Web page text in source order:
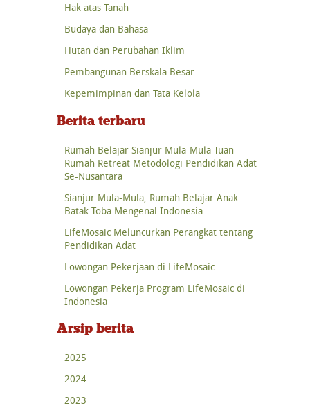
Hak atas Tanah
Budaya dan Bahasa
Hutan dan Perubahan Iklim
Pembangunan Berskala Besar
Kepemimpinan dan Tata Kelola
Berita terbaru
Rumah Belajar Sianjur Mula-Mula Tuan
Rumah Retreat Metodologi Pendidikan Adat
Se-Nusantara
Sianjur Mula-Mula, Rumah Belajar Anak
Batak Toba Mengenal Indonesia
LifeMosaic Meluncurkan Perangkat tentang
Pendidikan Adat
Lowongan Pekerjaan di LifeMosaic
Lowongan Pekerja Program LifeMosaic di
Indonesia
Arsip berita
2025
2024
2023